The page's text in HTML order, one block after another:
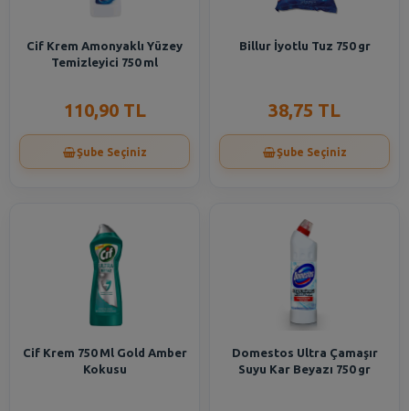
Cif Krem Amonyaklı Yüzey
Temizleyici 750 ml
110,90 TL
Şube Seçiniz
Billur İyotlu Tuz 750 gr
38,75 TL
Şube Seçiniz
Cif Krem 750 Ml Gold Amber
Kokusu
Domestos Ultra Çamaşır
Suyu Kar Beyazı 750 gr